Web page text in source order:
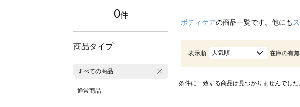
0件
商品タイプ
すべての商品
通常商品
ボディケアの商品一覧です。他にも
表示順 人気順 在庫の有無
条件に一致する商品は見つかりませんでし